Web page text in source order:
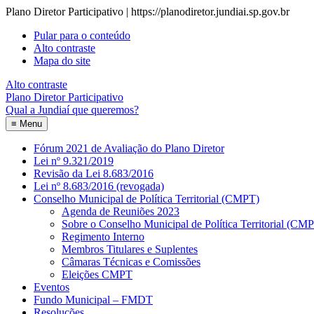
Plano Diretor Participativo | https://planodiretor.jundiai.sp.gov.br
Pular para o conteúdo
Alto contraste
Mapa do site
Alto contraste
Plano Diretor Participativo
Qual a Jundiaí que queremos?
≡ Menu
Fórum 2021 de Avaliação do Plano Diretor
Lei nº 9.321/2019
Revisão da Lei 8.683/2016
Lei nº 8.683/2016 (revogada)
Conselho Municipal de Política Territorial (CMPT)
Agenda de Reuniões 2023
Sobre o Conselho Municipal de Política Territorial
Regimento Interno
Membros Titulares e Suplentes
Câmaras Técnicas e Comissões
Eleições CMPT
Eventos
Fundo Municipal – FMDT